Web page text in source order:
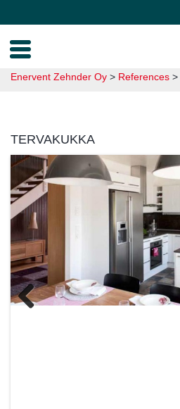
Enervent Zehnder Oy > References >
TERVAKUKKA